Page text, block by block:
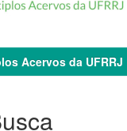
Acervos da UFRRJ